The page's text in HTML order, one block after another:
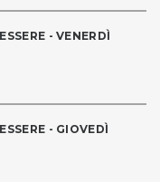
- VENERDÌ
- GIOVEDÌ